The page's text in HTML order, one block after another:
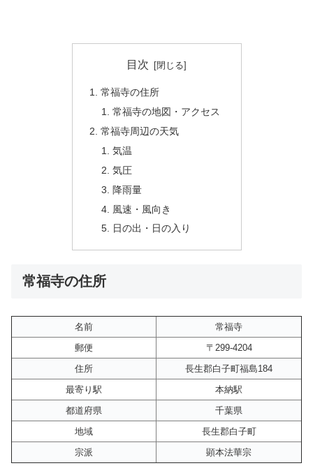
目次
常福寺の住所
常福寺の地図・アクセス
常福寺周辺の天気
気温
気圧
降雨量
風速・風向き
日の出・日の入り
常福寺の住所
名前
常福寺
郵便
〒299-4204
住所
長生郡白子町福島184
最寄り駅
本納駅
都道府県
千葉県
地域
長生郡白子町
宗派
顕本法華宗